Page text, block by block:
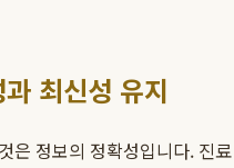
최신성 유지
은 정보의 정확성입니다. 진